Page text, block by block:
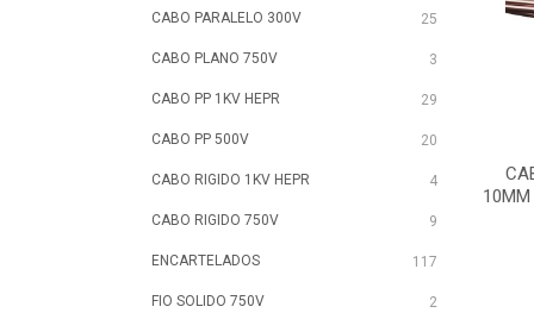
CABO PARALELO 300V 25
CABO PLANO 750V 3
CABO PP 1KV HEPR 29
CABO PP 500V 20
CABO RIGIDO 1KV HEPR 4
CABO RIGIDO 750V 9
ENCARTELADOS 117
FIO SOLIDO 750V 2
10MM